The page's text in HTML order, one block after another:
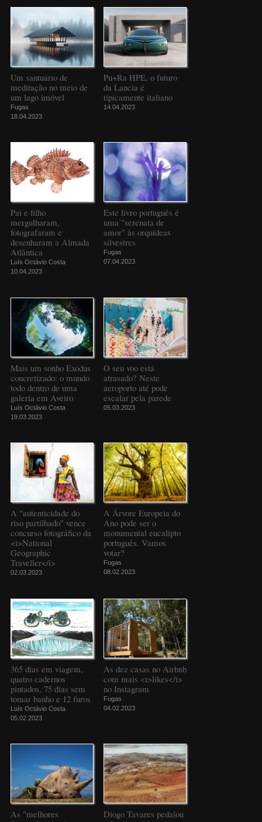
Um santuário de
meditação no meio de
um lago imóvel
Fugas
18.04.2023
Pu+Ra HPE, o futuro
da Lancia é
tipicamente italiano
14.04.2023
Pai e filho
mergulharam,
fotografaram e
desenharam a Almada
Atlântica
Luís Octávio Costa
10.04.2023
Este livro português é
uma "serenata de
amor" às orquídeas
silvestres
Fugas
07.04.2023
Mais um sonho Exodus
concretizado: o mundo
todo dentro de uma
galeria em Aveiro
Luís Octávio Costa
19.03.2023
O seu voo está
atrasado? Neste
aeroporto até pode
escalar pela parede
05.03.2023
A "autenticidade do
riso partilhado" vence
concurso fotográfico da
<i>National
Geographic
Traveller</i>
02.03.2023
A Árvore Europeia do
Ano pode ser o
monumental eucalipto
português. Vamos
votar?
Fugas
08.02.2023
365 dias em viagem,
quatro cadernos
pintados, 75 dias sem
tomar banho e 12 furos
Luís Octávio Costa
05.02.2023
As dez casas no Airbnb
com mais <i>likes</i>
no Instagram
Fugas
04.02.2023
As "melhores
Diogo Tavares pedalou